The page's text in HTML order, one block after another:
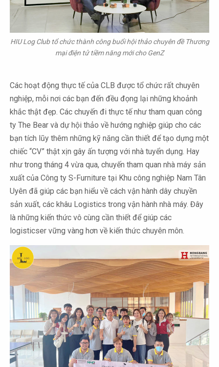
HIU Log Club tổ chức thành công buổi hội thảo chuyên đề Thương
mại điện tử tiềm năng mới cho GenZ
Các hoạt động thực tế của CLB được tổ chức rất chuyên
nghiệp, mỗi nơi các bạn đến đều đọng lại những khoảnh
khắc thật đẹp. Các chuyến đi thực tế như tham quan công
ty The Bear và dự hội thảo về hướng nghiệp giúp cho các
bạn tích lũy thêm những kỹ năng cần thiết để tạo dựng một
chiếc “CV” thật xịn gây ấn tượng với nhà tuyển dụng. Hay
như trong tháng 4 vừa qua, chuyến tham quan nhà máy sản
xuất của Công ty S-Furniture tại Khu công nghiệp Nam Tân
Uyên đã giúp các bạn hiểu về cách vận hành dây chuyền
sản xuất, các khâu Logistics trong vận hành nhà máy. Đây
là những kiến thức vô cùng cần thiết để giúp các
logisticser vững vàng hơn về kiến thức chuyên môn.